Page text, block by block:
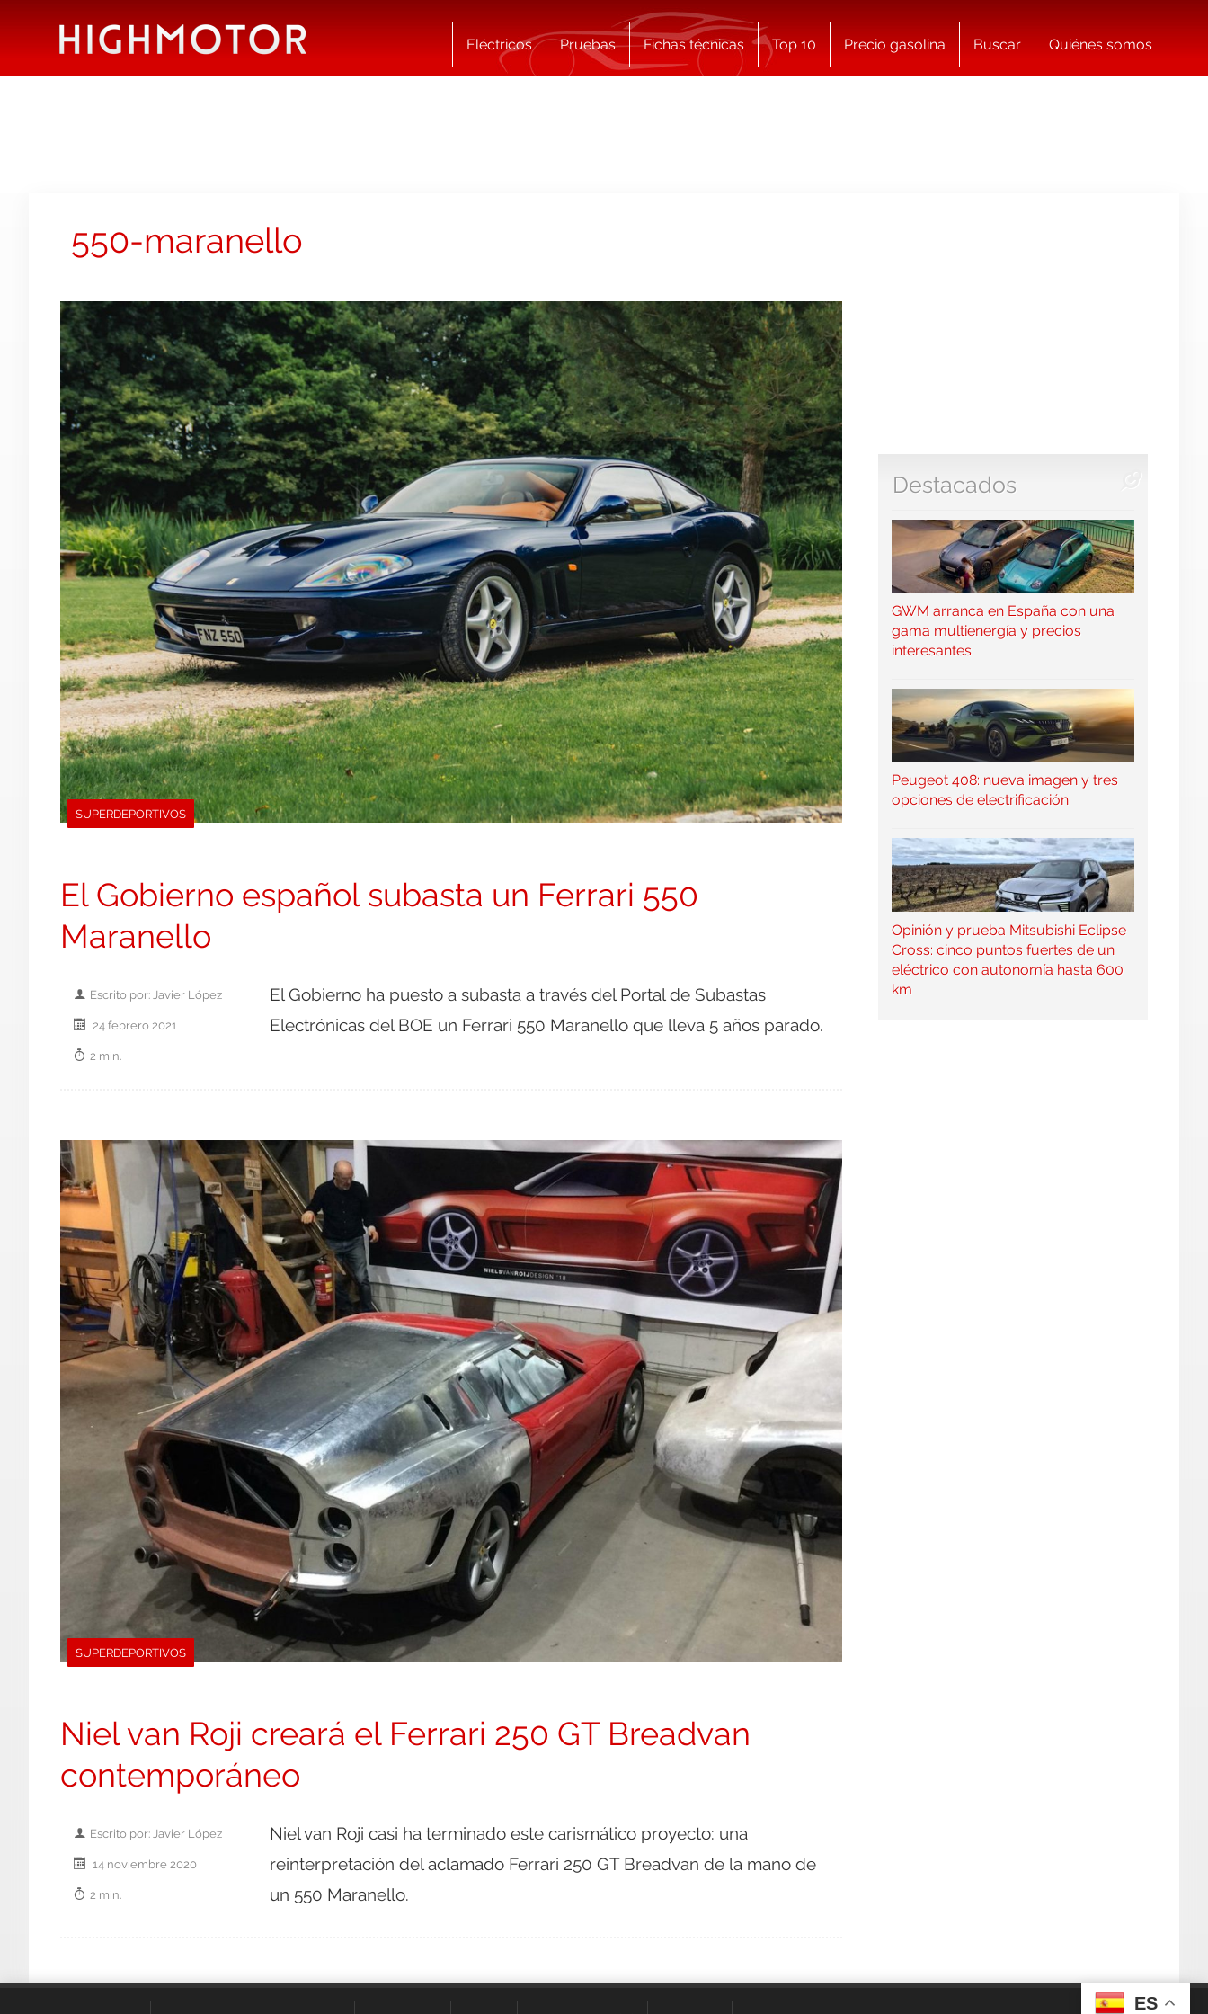
Eléctricos Pruebas Fichas técnicas Top 10 Precio gasolina Buscar Quiénes somos
550-maranello
SUPERDEPORTIVOS
El Gobierno español subasta un Ferrari 550
Maranello
Escrito por: Javier López
24 febrero 2021
2 min.
El Gobierno ha puesto a subasta a través del Portal de Subastas
Electrónicas del BOE un Ferrari 550 Maranello que lleva 5 años parado.
SUPERDEPORTIVOS
Niel van Roji creará el Ferrari 250 GT Breadvan
contemporáneo
Escrito por: Javier López
14 noviembre 2020
2 min.
Niel van Roji casi ha terminado este carismático proyecto: una
reinterpretación del aclamado Ferrari 250 GT Breadvan de la mano de
un 550 Maranello.
Destacados
GWM arranca en España con una
gama multienergía y precios
interesantes
Peugeot 408: nueva imagen y tres
opciones de electrificación
Opinión y prueba Mitsubishi Eclipse
Cross: cinco puntos fuertes de un
eléctrico con autonomía hasta 600
km
ES